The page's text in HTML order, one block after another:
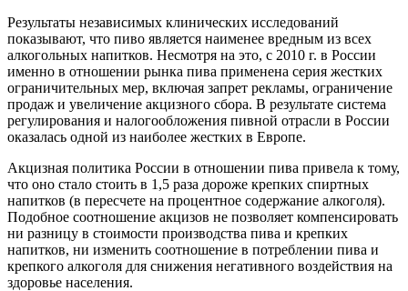
Результаты независимых клинических исследований
показывают, что пиво является наименее вредным из всех
алкогольных напитков. Несмотря на это, с 2010 г. в России
именно в отношении рынка пива применена серия жестких
ограничительных мер, включая запрет рекламы, ограничение
продаж и увеличение акцизного сбора. В результате система
регулирования и налогообложения пивной отрасли в России
оказалась одной из наиболее жестких в Европе.
Акцизная политика России в отношении пива привела к тому,
что оно стало стоить в 1,5 раза дороже крепких спиртных
напитков (в пересчете на процентное содержание алкоголя).
Подобное соотношение акцизов не позволяет компенсировать
ни разницу в стоимости производства пива и крепких
напитков, ни изменить соотношение в потреблении пива и
крепкого алкоголя для снижения негативного воздействия на
здоровье населения.